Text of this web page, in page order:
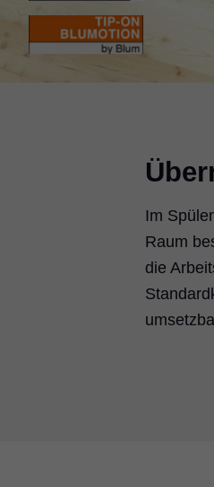
Im
Raum
die